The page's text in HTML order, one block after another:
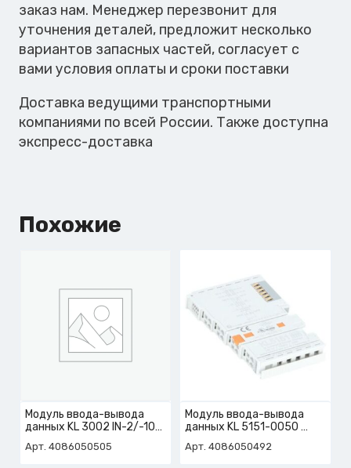
заказ нам. Менеджер перезвонит для
уточнения деталей, предложит несколько
вариантов запасных частей, согласует с
вами условия оплаты и сроки поставки
Доставка ведущими транспортными
компаниями по всей России. Также доступна
экспресс-доставка
Похожие
Модуль ввода-вывода
данных KL 3002 IN-2/-10-
арт. 4-086-05-0505
Арт. 4086050505
Модуль ввода-вывода
данных KL 5151-0050
Арт. 4086050492